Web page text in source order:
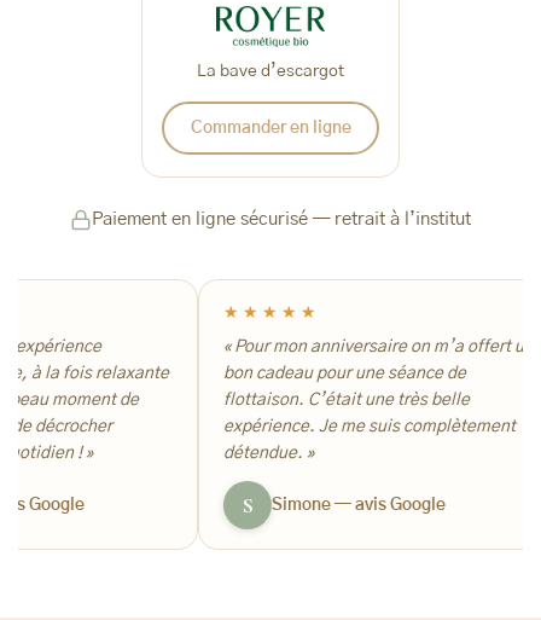
La bave d’escargot
Commander en ligne
Paiement en ligne sécurisé — retrait à l’institut
la fois relaxante
moment de
décrocher
! »
★★★★★
« Pour mon anniversaire on m’a offert un
bon cadeau pour une séance de
flottaison. C’était une très belle
expérience. Je me suis complètement
détendue. »
S Simone — avis Google